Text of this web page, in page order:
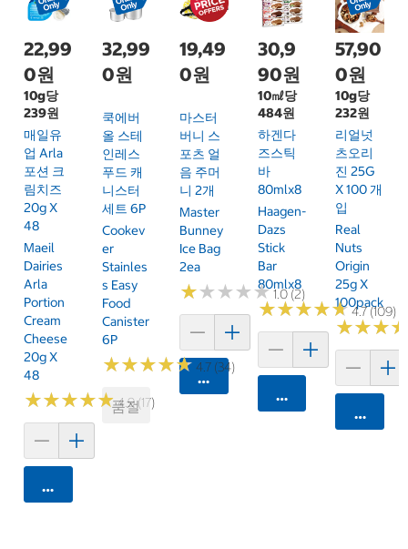
22,99
0원
10g당
239원
매일유
업 Arla
포션 크
림치즈
20g X
48
Maeil
Dairies
Arla
Portion
Cream
Cheese
20g X
48
★★★★★
★★★★★4.9 (17)
카트에 담기
32,99
0원
쿡에버
올 스테
인레스
푸드 캐
니스터
세트 6P
Cookev
Er
Stainles
S Easy
Food
Canister
6P
★★★★★
★★★★★4.7 (34)
품절
19,49
0원
마스터
버니 스
포츠 얼
음 주머
니 2개
Master
Bunney
Ice Bag
2ea
★★★★★
★★★★★1.0 (2)
카트에 담기
30,9
90원
10㎖당
484원
하겐다
즈스틱
바
80mlx8
Haagen-
Dazs
Stick
Bar
80mlx8
★★★★★
★★★★★4.7 (109)
카트에 담기
57,90
0원
10g당
232원
리얼넛
츠오리
진 25G
X 100 개
입
Real
Nuts
Origin
25g X
100pack
★★★
★★★
카트에